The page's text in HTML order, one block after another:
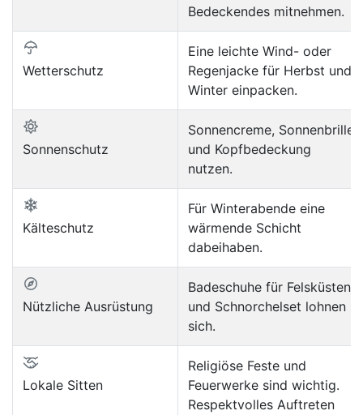
Bedeckendes mitnehmen.
Wetterschutz
Eine leichte Wind- oder
Regenjacke für Herbst und
Winter einpacken.
Sonnenschutz
Sonnencreme, Sonnenbrille
und Kopfbedeckung
nutzen.
Kälteschutz
Für Winterabende eine
wärmende Schicht
dabeihaben.
Nützliche Ausrüstung
Badeschuhe für Felsküsten
und Schnorchelset lohnen
sich.
Lokale Sitten
Religiöse Feste und
Feuerwerke sind wichtig.
Respektvolles Auftreten